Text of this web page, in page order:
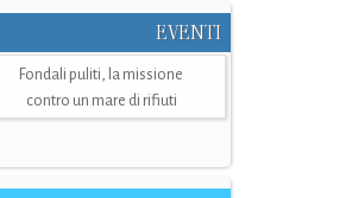
EVENTI
Fondali puliti, la missione
contro un mare di rifiuti